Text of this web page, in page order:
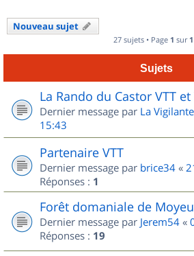
Nouveau sujet
27 sujets • Page 1 sur 1
Sujets
La Rando du Castor VTT et
Dernier message par La
15:43
Partenaire VTT
Dernier message par brice34 «
Réponses : 1
Forêt domaniale de
Dernier message par Jerem54 «
Réponses : 19